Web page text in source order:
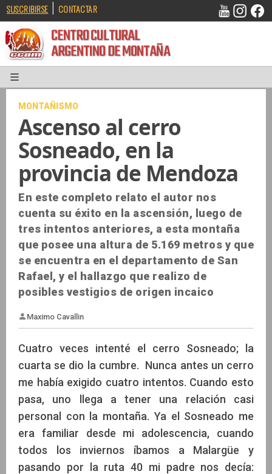
SUSCRIBIRSE | CONTACTAR
CENTRO CULTURAL
ARGENTINO DE MONTAÑA
MONTAÑISMO
Ascenso al cerro
Sosneado, en la
provincia de Mendoza
En este completo relato el autor nos
cuenta su éxito en la ascensión, luego de
tres intentos anteriores, a esta montaña
que posee una altura de 5.169 metros y que
se encuentra en el departamento de San
Rafael, y el hallazgo que realizo de
posibles vestigios de origen incaico
Maximo Cavallin
Cuatro veces intenté el cerro Sosneado; la
cuarta se dio la cumbre. Nunca antes un cerro
me había exigido cuatro intentos. Cuando esto
pasa, uno llega a tener una relación casi
personal con la montaña. Ya el Sosneado me
era familiar desde mi adolescencia, cuando
todos los inviernos íbamos a Malargüe y
pasando por la ruta 40 mi padre nos decía: